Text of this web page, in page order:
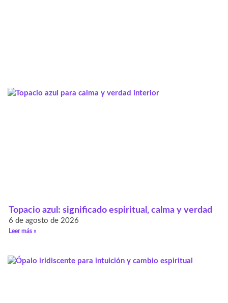
Topacio azul: significado espiritual, calma y verdad
6 de agosto de 2026
Leer más »